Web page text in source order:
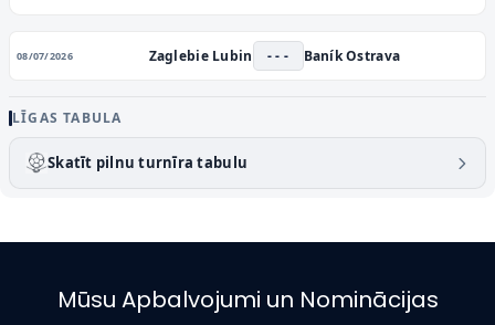
08/07/2026 Zaglebie Lubin - - - Baník Ostrava
LĪGAS TABULA
Skatīt pilnu turnīra tabulu
Mūsu Apbalvojumi un Nominācijas